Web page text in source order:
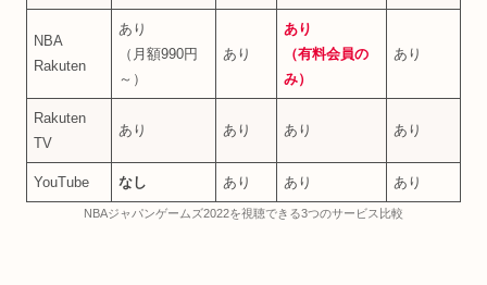
NBA
Rakuten
あり
（月額990円
～）
あり
あり
（有料会員の
み）
あり
Rakuten
TV
あり あり あり あり
YouTube なし あり あり あり
NBAジャパンゲームズ2022を視聴できる3つのサービス比較